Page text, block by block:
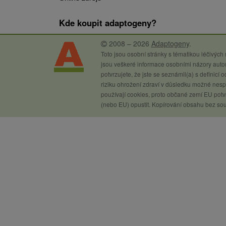
Kde koupit adaptogeny?
2008 – 2026 Adaptogeny.
Toto jsou osobní stránky s tématikou
jsou veškeré informace osobními názory
potvrzujete, že jste se seznámil(a) s definicí
riziku ohrožení zdraví v důsledku možné
používají cookies, proto občané zemí EU
(nebo EU) opustit. Kopírování obsahu bez